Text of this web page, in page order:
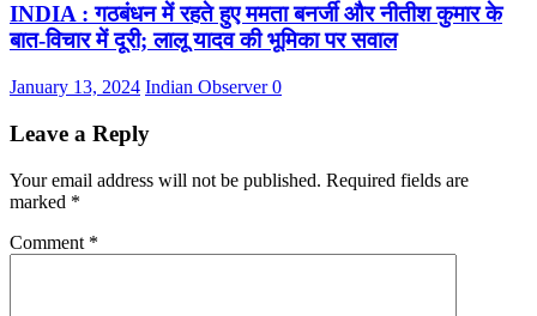
INDIA : गठबंधन में रहते हुए ममता बनर्जी और नीतीश कुमार के
बात-विचार में दूरी; लालू यादव की भूमिका पर सवाल
January 13, 2024 Indian Observer0
Leave a Reply
Your email address will not be published. Required fields are
marked *
Comment *